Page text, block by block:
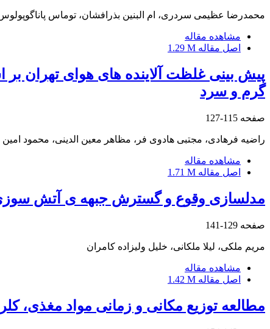
محمدرضا عظیمی سردری، ام البنین بذرافشان، توماس
مشاهده مقاله
اصل مقاله 1.29 M
پیش بینی غلظت آلاینده های هوای تهران
گرم و سرد
صفحه 115-127
راضیه فرهادی، مجتبی هادوی فر، مظاهر معین الدینی، محمود
مشاهده مقاله
اصل مقاله 1.71 M
مدلسازی وقوع و گسترش جبهه ی آتش سوزی
صفحه 129-141
مریم ملکی، لیلا ملکانی، خلیل ولیزاده کامران
مشاهده مقاله
اصل مقاله 1.42 M
مطالعه توزیع مکانی و زمانی مواد مغذی،